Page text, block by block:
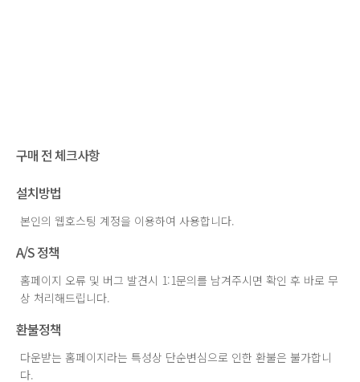
구매 전 체크사항
설치방법
본인의 웹호스팅 계정을 이용하여 사용합니다.
A/S 정책
홈페이지 오류 및 버그 발견시 1:1문의를 남겨주시면 확인 후 바로 무
상 처리해드립니다.
환불정책
다운받는 홈페이지라는 특성상 단순변심으로 인한 환불은 불가합니
다.